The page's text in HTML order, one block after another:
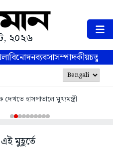
২০২৬
বিনোদনব্যবসাসম্পাদকীয়
দেখতে হাসপাতালে মুখ্যমন্ত্রী
মুহূর্তে